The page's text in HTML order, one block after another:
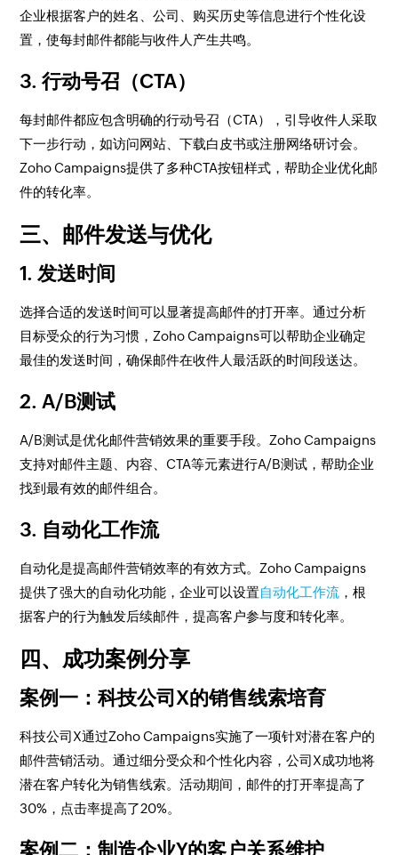
企业根据客户的姓名、公司、购买历史等信息进行个性化设
置，使每封邮件都能与收件人产生共鸣。
3. 行动号召（CTA）
每封邮件都应包含明确的行动号召（CTA），引导收件人采取
下一步行动，如访问网站、下载白皮书或注册网络研讨会。
Zoho Campaigns提供了多种CTA按钮样式，帮助企业优化邮
件的转化率。
三、邮件发送与优化
1. 发送时间
选择合适的发送时间可以显著提高邮件的打开率。通过分析
目标受众的行为习惯，Zoho Campaigns可以帮助企业确定
最佳的发送时间，确保邮件在收件人最活跃的时间段送达。
2. A/B测试
A/B测试是优化邮件营销效果的重要手段。Zoho Campaigns
支持对邮件主题、内容、CTA等元素进行A/B测试，帮助企业
找到最有效的邮件组合。
3. 自动化工作流
自动化是提高邮件营销效率的有效方式。Zoho Campaigns
提供了强大的自动化功能，企业可以设置自动化工作流 ，根
据客户的行为触发后续邮件，提高客户参与度和转化率。
四、成功案例分享
案例一：科技公司X的销售线索培育
科技公司X通过Zoho Campaigns实施了一项针对潜在客户的
邮件营销活动。通过细分受众和个性化内容，公司X成功地将
潜在客户转化为销售线索。活动期间，邮件的打开率提高了
30%，点击率提高了20%。
案例二：制造企业Y的客户关系维护